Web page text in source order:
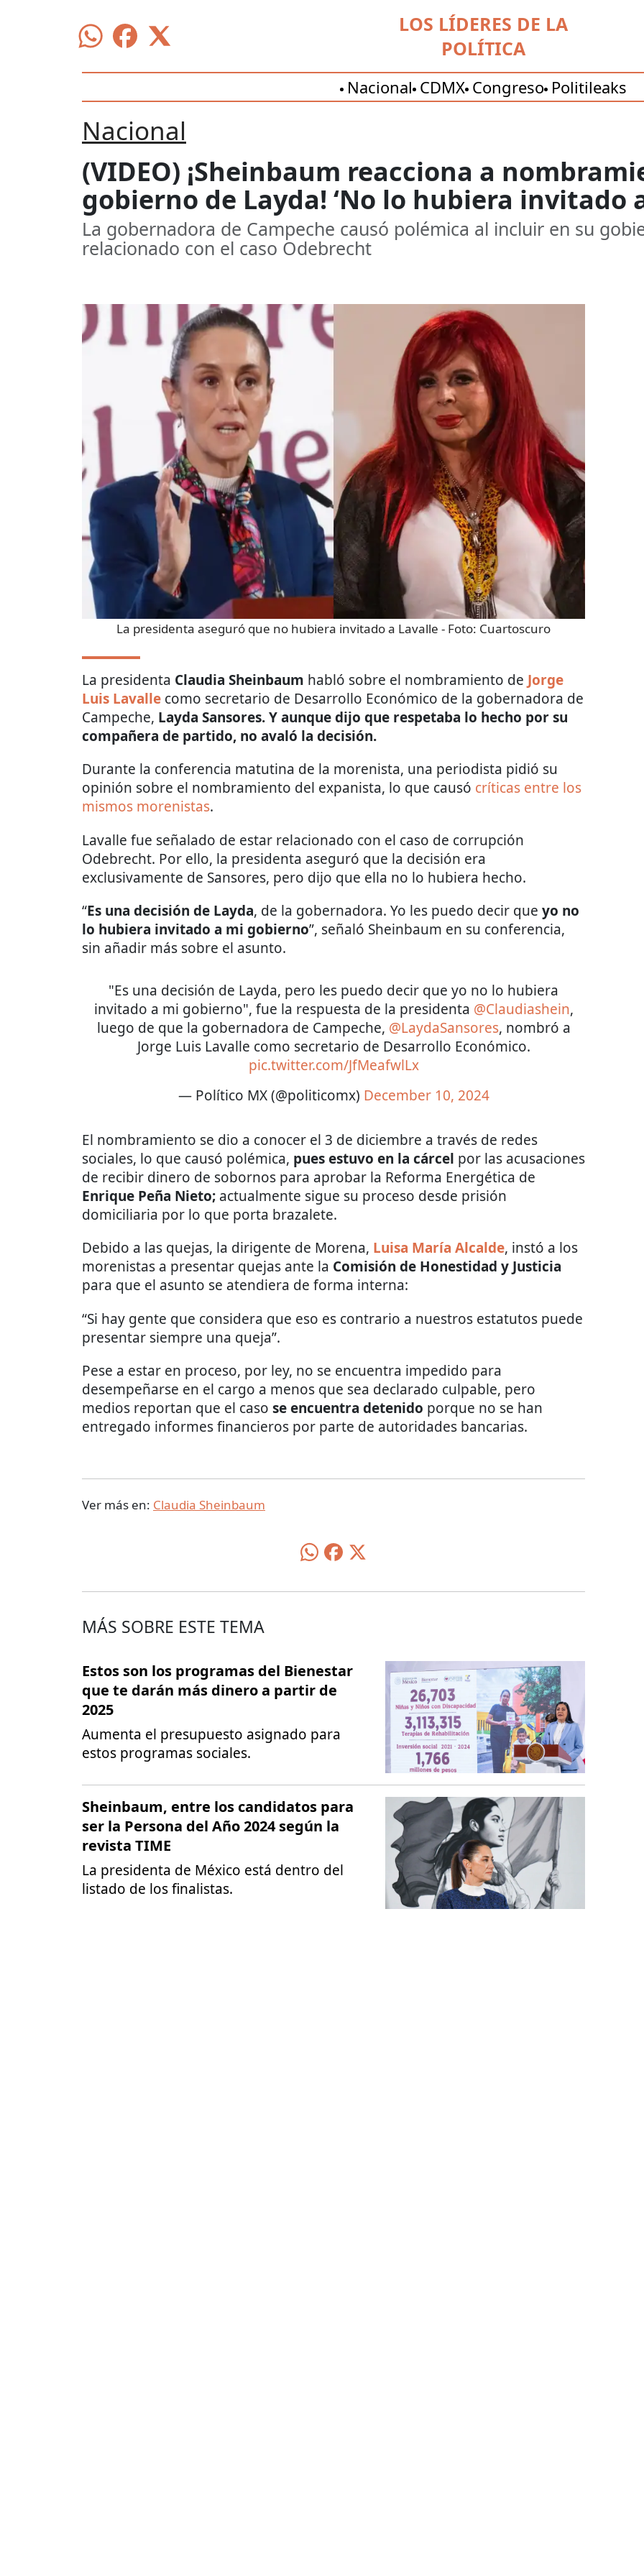
LOS LÍDERES DE LA
POLÍTICA
Nacional CDMX Congreso Politileaks
Nacional
(VIDEO) ¡Sheinbaum reacciona a
gobierno de Layda! ‘No lo hubiera invitado
La gobernadora de Campeche causó polémica al incluir en su
relacionado con el caso Odebrecht
La presidenta aseguró que no hubiera invitado a Lavalle - Foto: Cuartoscuro
La presidenta Claudia Sheinbaum habló sobre el nombramiento de Jorge
Luis Lavalle como secretario de Desarrollo Económico de la gobernadora de
Campeche, Layda Sansores. Y aunque dijo que respetaba lo hecho por su
compañera de partido, no avaló la decisión.
Durante la conferencia matutina de la morenista, una periodista pidió su
opinión sobre el nombramiento del expanista, lo que causó críticas entre los
mismos morenistas.
Lavalle fue señalado de estar relacionado con el caso de corrupción
Odebrecht. Por ello, la presidenta aseguró que la decisión era
exclusivamente de Sansores, pero dijo que ella no lo hubiera hecho.
“Es una decisión de Layda, de la gobernadora. Yo les puedo decir que yo no
lo hubiera invitado a mi gobierno”, señaló Sheinbaum en su conferencia,
sin añadir más sobre el asunto.
"Es una decisión de Layda, pero les puedo decir que yo no lo hubiera
invitado a mi gobierno", fue la respuesta de la presidenta @Claudiashein,
luego de que la gobernadora de Campeche, @LaydaSansores, nombró a
Jorge Luis Lavalle como secretario de Desarrollo Económico.
pic.twitter.com/JfMeafwlLx
— Político MX (@politicomx) December 10, 2024
El nombramiento se dio a conocer el 3 de diciembre a través de redes
sociales, lo que causó polémica, pues estuvo en la cárcel por las acusaciones
de recibir dinero de sobornos para aprobar la Reforma Energética de
Enrique Peña Nieto; actualmente sigue su proceso desde prisión
domiciliaria por lo que porta brazalete.
Debido a las quejas, la dirigente de Morena, Luisa María Alcalde, instó a los
morenistas a presentar quejas ante la Comisión de Honestidad y Justicia
para que el asunto se atendiera de forma interna:
“Si hay gente que considera que eso es contrario a nuestros estatutos puede
presentar siempre una queja”.
Pese a estar en proceso, por ley, no se encuentra impedido para
desempeñarse en el cargo a menos que sea declarado culpable, pero
medios reportan que el caso se encuentra detenido porque no se han
entregado informes financieros por parte de autoridades bancarias.
Ver más en: Claudia Sheinbaum
MÁS SOBRE ESTE TEMA
Estos son los programas del Bienestar
que te darán más dinero a partir de
2025
Aumenta el presupuesto asignado para
estos programas sociales.
Sheinbaum, entre los candidatos para
ser la Persona del Año 2024 según la
revista TIME
La presidenta de México está dentro del
listado de los finalistas.